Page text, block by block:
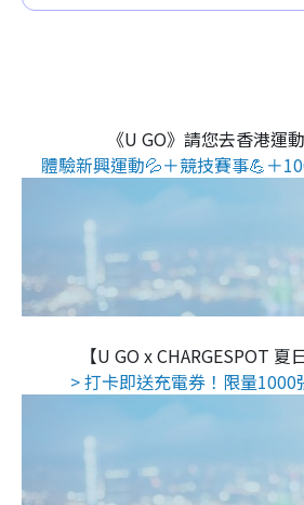
《U GO》請您去香港運
體驗新興運動💦＋競技賽事💪＋
【U GO x CHARGESPOT 夏
> 打卡即送充電券！限量1000